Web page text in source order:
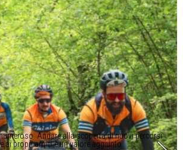
Andare alla scoperta di nuovi percorsi
ai propri amici è un valore aggiunto